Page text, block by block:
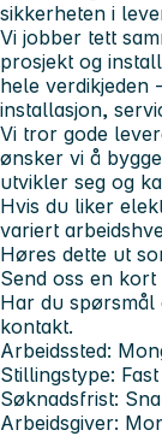
sikkerheten i
Vi jobber tett
prosjekt og
hele verdikjeden
installasjon,
Vi tror gode
ønsker vi å
utvikler seg og
Hvis du liker
variert
Høres dette ut
Send oss en kort
Har du spørsmål
kontakt.
Arbeidssted:
Stillingstype: Fast
Søknadsfrist:
Arbeidsgiver: